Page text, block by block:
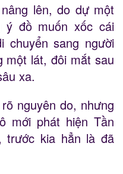
lên, do dự một
ý đồ muốn xốc cái
chuyển sang người
một lát, đôi mắt sau
xa.
nguyên do, nhưng
mới phát hiện Tần
trước kia hẳn là đã